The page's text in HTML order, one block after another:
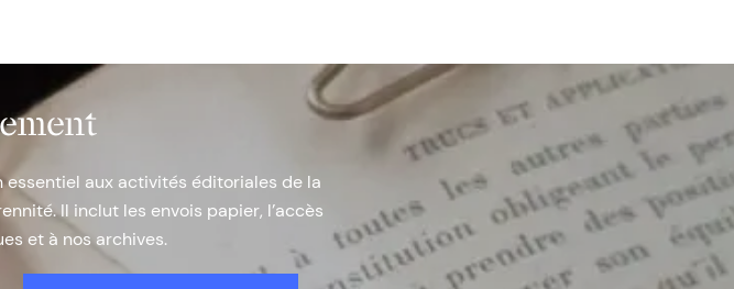
essentiel aux activités éditoriales de la
Il inclut les envois papier, l’accès
et à nos archives.